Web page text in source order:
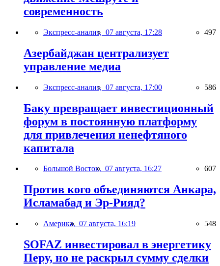
современность
Экспресс-анализ, 07 августа, 17:28 497
Азербайджан централизует
управление медиа
Экспресс-анализ, 07 августа, 17:00 586
Баку превращает инвестиционный
форум в постоянную платформу
для привлечения ненефтяного
капитала
Большой Восток, 07 августа, 16:27 607
Против кого объединяются Анкара,
Исламабад и Эр-Рияд?
Америка, 07 августа, 16:19 548
SOFAZ инвестировал в энергетику
Перу, но не раскрыл сумму сделки